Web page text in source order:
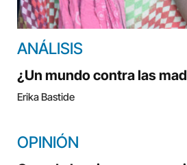
ANÁLISIS
¿Un mundo contra las
Erika Bastide
OPINIÓN